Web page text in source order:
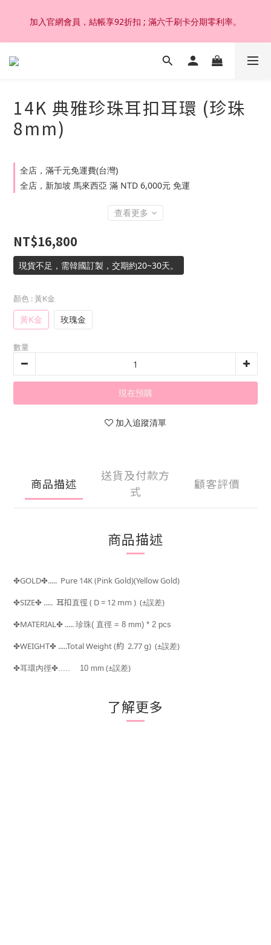
加入官網會員，結帳享92折扣 ; 滿六千刷卡分期零利率。
加入官網會員，結帳享92折扣 ; 滿六千刷卡分期零利率。
韓國設計製作。純14K 18K金，非鍍金非注金；洗澡，運動(汗
加入官網會員，結帳享92折扣 ; 滿六千刷卡分期零利率。
14K 典雅珍珠耳扣耳環 (珍珠
8mm)
全店，滿千元免運費(台灣)
全店，新加坡 馬來西亞 滿 NTD 6,000元 免運
查看更多
NT$16,800
現貨不足，需韓國訂製，交期約20~30天。
顏色 : 黃K金
黃K金 玫瑰金
數量
現在預購
加入追蹤清單
商品描述
送貨及付款方
式
顧客評價
商品描述
✤GOLD✤..... Pure 14K (Pink Gold)(Yellow Gold)
✤SIZE✤ ..... 耳扣直徑 ( D = 12 mm ) (±誤差)
✤MATERIAL✤ ..... 珍珠( 直徑 = 8 mm) * 2 pcs
✤WEIGHT✤ .....Total Weight (約 2.77g) (±誤差)
✤耳環內徑✤..... 10 mm (±誤差)
了解更多